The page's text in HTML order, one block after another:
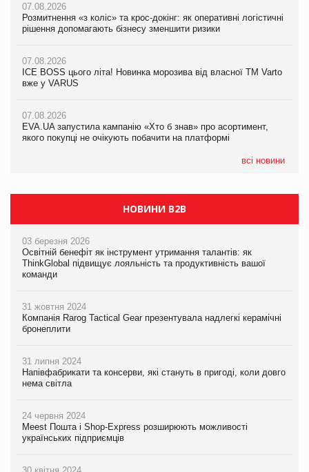
07.08.2026
Розмитнення «з коліс» та крос-докінг: як оперативні логістичні
рішення допомагають бізнесу зменшити ризики
07.08.2026
ICE BOSS цього літа! Новинка морозива від власної ТМ Varto
вже у VARUS
07.08.2026
EVA.UA запустила кампанію «Хто б знав» про асортимент,
якого покупці не очікують побачити на платформі
всі новини
07.08.2026
Kraft Heinz скоротила збиток у першому півріччі
Продажі Hugo Boss впали на 9%
07.08.2026
Kraft Heinz скоротила збиток у першому півріччі
Продажі Hugo Boss впали на 9%
НОВИНИ B2B
03 березня 2026
Освітній бенефіт як інструмент утримання талантів: як
ThinkGlobal підвищує лояльність та продуктивність вашої
команди
31 жовтня 2024
Компанія Rarog Tactical Gear презентувала надлегкі керамічні
бронеплити
31 липня 2024
Напівфабрикати та консерви, які стануть в пригоді, коли довго
нема світла
24 червня 2024
Meest Пошта і Shop-Express розширюють можливості
українських підприємців